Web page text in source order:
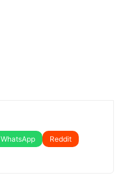
WhatsApp
Reddit